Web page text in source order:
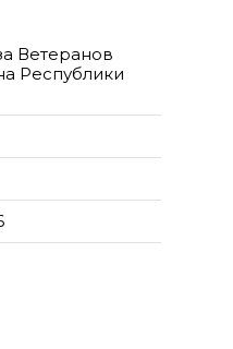
Ветеранов
Республики